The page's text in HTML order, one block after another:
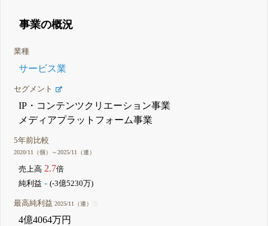
事業の概況
業種
サービス業
セグメント
IP・コンテンツクリエーション事業
メディアプラットフォーム事業
5年前比較
2020/11（個）～2025/11（連）
売上高 2.7倍
純利益 - (-3億5230万)
最高純利益2025/11（連）
4億4064万円